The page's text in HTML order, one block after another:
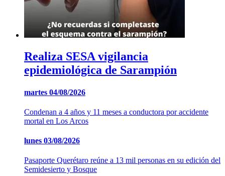
Realiza SESA vigilancia
epidemiológica de Sarampión
martes 04/08/2026
Condenan a 4 años y 11 meses a conductora por accidente
mortal en Los Arcos
lunes 03/08/2026
Pasaporte Querétaro reúne a 13 mil personas en su edición del
Semidesierto y Bosque